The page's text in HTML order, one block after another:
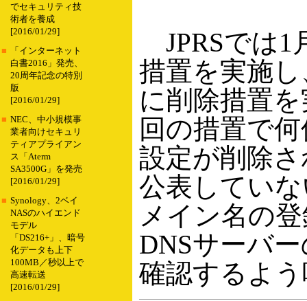
でセキュリティ技
術者を養成
[2016/01/29]
■
「インターネット
白書2016」発売、
20周年記念の特別
版
[2016/01/29]
■ NEC、中小規模事
業者向けセキュリ
ティアプライアン
ス「Aterm
SA3500G」を発売
[2016/01/29]
■ Synology、2ベイ
NASのハイエンド
モデル
「DS216+」、暗号
化データも上下
100MB／秒以上で
高速転送
[2016/01/29]
JPRSでは1
措置を実施
に削除措置
回の措置で
設定が削除
公表していな
メイン名の
DNSサーバ
確認するよ